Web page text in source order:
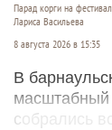
Парад корги на
Лариса Васильева
8 августа 2026 в 15:35
В
масштабный
собрались